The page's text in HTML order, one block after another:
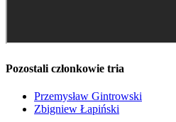
Pozostali członkowie tria
Przemysław Gintrowski
Zbigniew Łapiński